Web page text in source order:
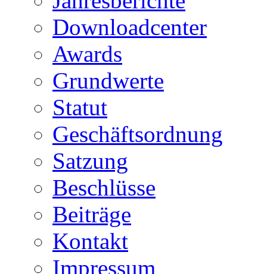
Downloadcenter
Awards
Grundwerte
Statut
Geschäftsordnung
Satzung
Beschlüsse
Beiträge
Kontakt
Impressum